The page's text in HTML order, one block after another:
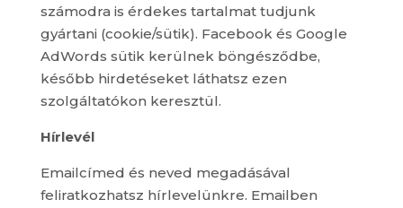
számodra is érdekes tartalmat tudjunk
gyártani (cookie/sütik). Facebook és Google
AdWords sütik kerülnek böngésződbe,
később hirdetéseket láthatsz ezen
szolgáltatókon keresztül.
Hírlevél
Emailcímed és neved megadásával
feliratkozhatsz hírlevelünkre. Emailben